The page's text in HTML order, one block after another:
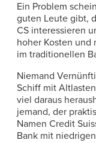
Ein Problem
guten Leute gibt,
CS interessieren
hoher Kosten und
im traditionellen
Niemand
Schiff mit
viel daraus
jemand, der
Namen Credit
Bank mit